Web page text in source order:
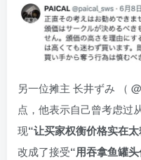
另一位摊主 长井ずみ （
点，他表示自己曾考虑过
现“让买家权衡价格实在
改成了接受“用吞拿鱼罐